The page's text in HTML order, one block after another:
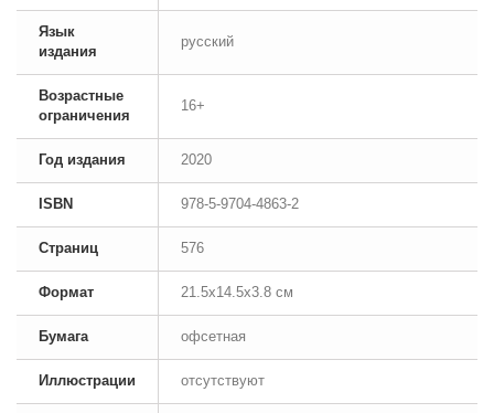
Язык
издания
русский
Возрастные
ограничения
16+
Год издания 2020
ISBN 978-5-9704-4863-2
Страниц 576
Формат 21.5x14.5x3.8 см
Бумага офсетная
Иллюстрации отсутствуют